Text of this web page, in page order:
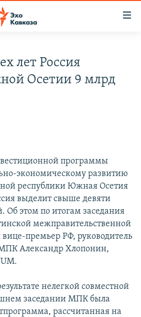
лет Россия
Осетии 9 млрд
программы
экономическому развитию
республики Южная Осетия
выделит свыше девяти
Об этом по итогам заседания
межправительственной
премьер РФ, руководитель
Александр Хлопонин,
нелегкой совместной
заседании МПК была
рассчитанная на